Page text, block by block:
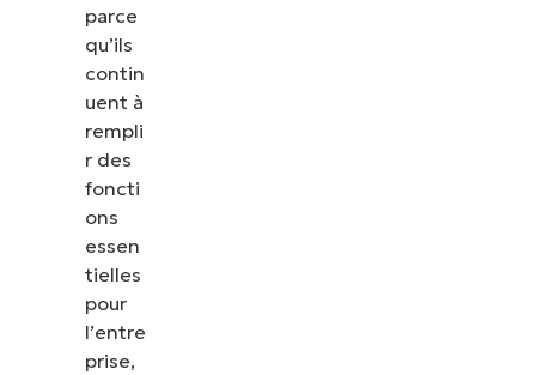
parce
qu’ils
contin
uent à
rempli
r des
foncti
ons
essen
tielles
pour
l’entre
prise,